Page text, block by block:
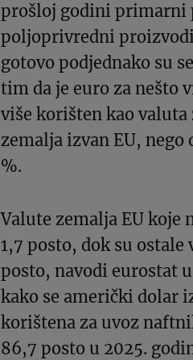
prošloj godini primarni
poljoprivredni
gotovo podjednako su
tim da je euro za nešto
više korišten kao
zemalja izvan EU,
%.
Valute zemalja EU koje
1,7 posto, dok su ostale
posto, navodi eurostat
kako se američki dolar
korištena za uvoz
86,7 posto u 2025.